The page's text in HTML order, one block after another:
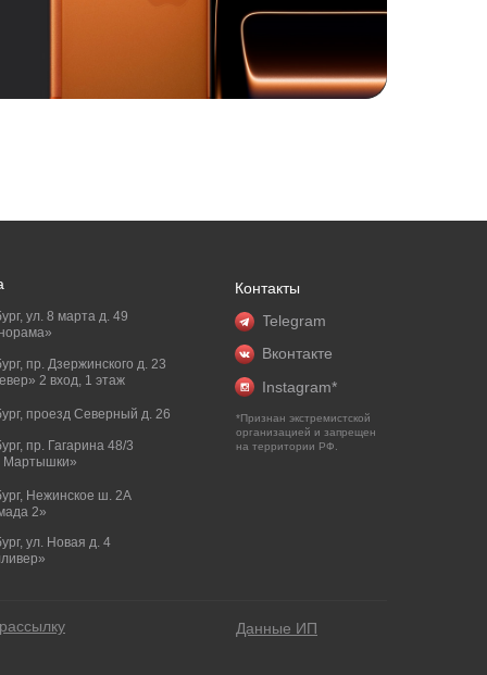
*Признан экстремистской
организацией и запрещен
на территории РФ.
Контакты
ул. 8 марта д. 49
пр. Дзержинского д. 23
2 вход, 1 этаж
пр. Гагарина 48/3
Мартышки»
Нежинское ш. 2А
2»
ул. Новая д. 4
проезд Северный д. 26
Данные ИП
Instagram*
Вконтакте
Telegram